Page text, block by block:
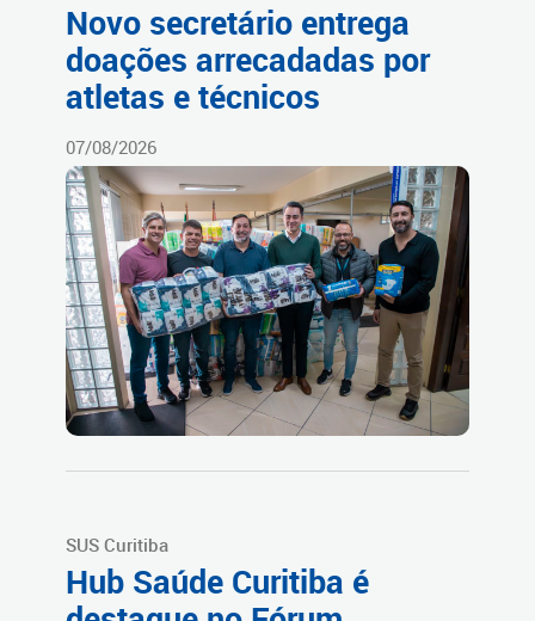
Novo secretário entrega
doações arrecadadas por
atletas e técnicos
07/08/2026
SUS Curitiba
Hub Saúde Curitiba é